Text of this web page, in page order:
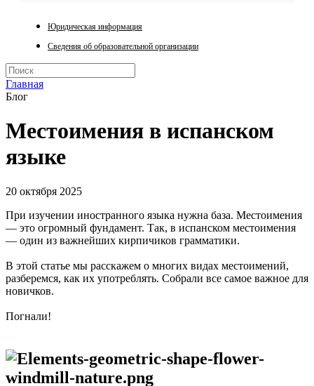
Юридическая информация
Сведения об образовательной организации
Главная
Блог
Местоимения в испанском
языке
20 октября 2025
При изучении иностранного языка нужна база. Местоимения
— это огромный фундамент. Так, в испанском местоимения
— один из важнейших кирпичиков грамматики.
В этой статье мы расскажем о многих видах местоимений,
разберемся, как их употреблять. Собрали все самое важное для
новичков.
Погнали!